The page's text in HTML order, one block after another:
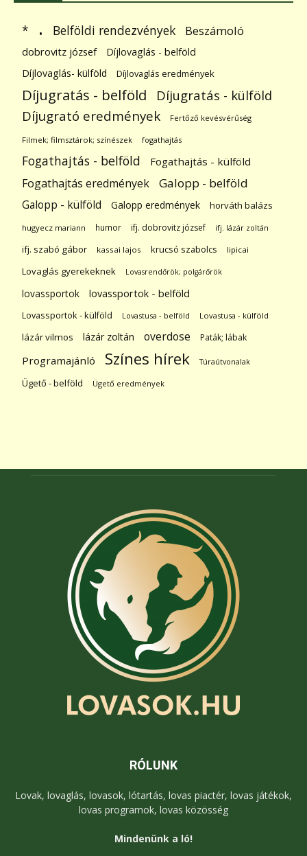
* . Belföldi rendezvények Beszámoló
dobrovitz józsef
Díjlovaglás - belföld
Díjlovaglás- külföld
Díjlovaglás eredmények
Díjugratás - belföld Díjugratás - külföld
Díjugrató eredmények Fertőző kevésvérűség
Filmek; filmsztárok; színészek fogathajtás
Fogathajtás - belföld Fogathajtás - külföld
Fogathajtás eredmények Galopp - belföld
Galopp - külföld Galopp eredmények horváth balázs
hugyecz mariann humor ifj. dobrovitz józsef ifj. lázár zoltán
ifj. szabó gábor kassai lajos krucsó szabolcs lipicai
Lovaglás gyerekeknek Lovasrendőrök; polgárőrök
lovassportok lovassportok - belföld
Lovassportok - külföld Lovastusa - belföld Lovastusa - külföld
lázár vilmos lázár zoltán overdose Paták; lábak
Programajánló Színes hírek Túraútvonalak
Ügető - belföld Ügető eredmények
RÓLUNK
Lovak, lovaglás, lovasok, lótartás, lovas piactér, lovas játékok,
lovas programok, lovas közösség
Mindenünk a ló!